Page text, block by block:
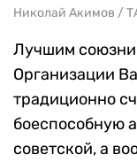
Николай Акимов /
Лучшим
Организации
традиционно
боеспособную
советской, а